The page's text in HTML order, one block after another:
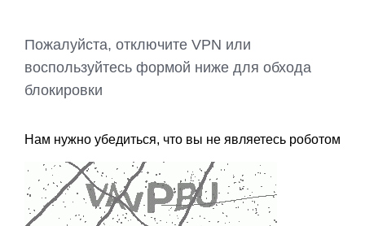
Пожалуйста, отключите VPN или
воспользуйтесь формой ниже для обхода
блокировки
Нам нужно убедиться, что вы не являетесь роботом